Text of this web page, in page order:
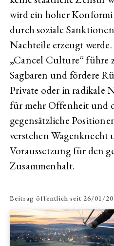
wird ein hoher
durch soziale
Nachteile erzeugt
„Cancel Culture“ führe
Sagbaren und fördere
Private oder in radikale
für mehr Offenheit und
gegensätzliche
verstehen Wagenknecht
Voraussetzung für den
Zusammenhalt.
Beitrag öffentlich seit 26/01/